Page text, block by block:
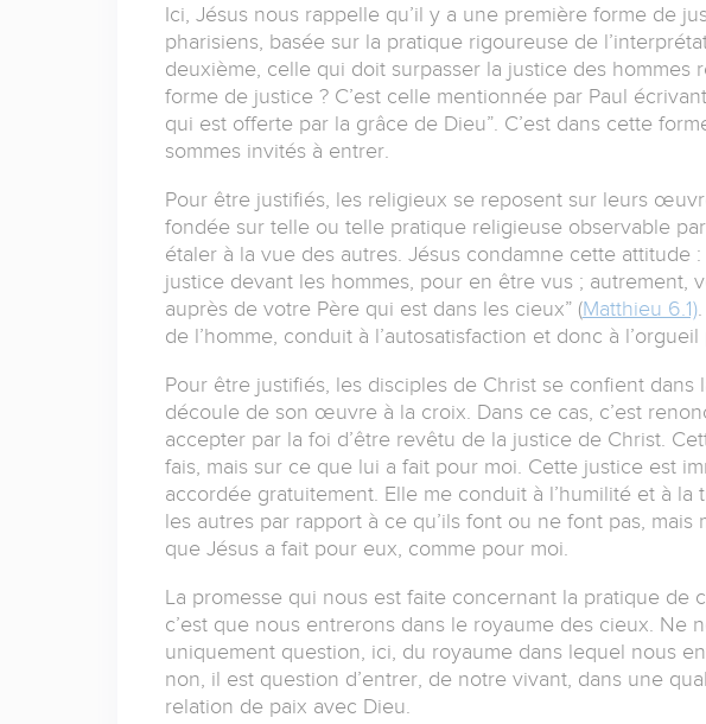
Ici, Jésus nous rappelle qu’il y a une première forme de
pharisiens, basée sur la pratique rigoureuse de
deuxième, celle qui doit surpasser la justice des
forme de justice ? C’est celle mentionnée par Paul
qui est offerte par la grâce de Dieu”. C’est dans cette
sommes invités à entrer.
Pour être justifiés, les religieux se reposent sur leurs
fondée sur telle ou telle pratique religieuse observable
étaler à la vue des autres. Jésus condamne cette attitude
justice devant les hommes, pour en être vus ; autrement,
auprès de votre Père qui est dans les cieux” (Matthieu 6.1)
de l’homme, conduit à l’autosatisfaction et donc à
Pour être justifiés, les disciples de Christ se confient
découle de son œuvre à la croix. Dans ce cas, c’est
accepter par la foi d’être revêtu de la justice de Christ.
fais, mais sur ce que lui a fait pour moi. Cette justice est
accordée gratuitement. Elle me conduit à l’humilité et à
les autres par rapport à ce qu’ils font ou ne font pas,
que Jésus a fait pour eux, comme pour moi.
La promesse qui nous est faite concernant la pratique de
c’est que nous entrerons dans le royaume des cieux. Ne
uniquement question, ici, du royaume dans lequel nous
non, il est question d’entrer, de notre vivant, dans une
relation de paix avec Dieu.